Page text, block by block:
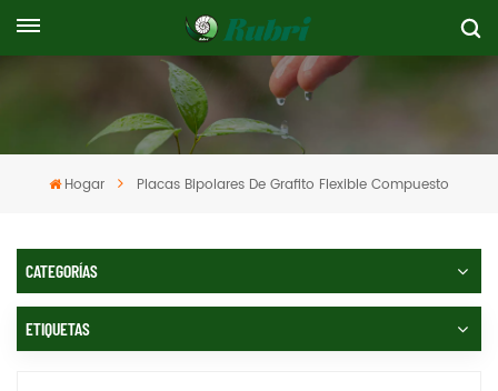
Hogar Placas Bipolares De Grafito Flexible Compuesto
CATEGORÍAS
ETIQUETAS